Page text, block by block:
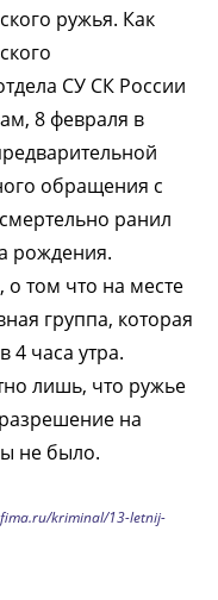
ружья. Как
СУ СК России
8 февраля в
обращения с
ранил
рождения.
о том что на месте
группа, которая
4 часа утра.
лишь, что ружье
на
не было.
kriminal/13-letnij-